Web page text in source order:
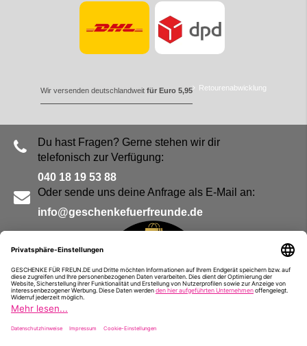
Wir versenden deutschlandweit für Euro 5,95 Retourenabwicklung
Du hast Fragen? Gerne stehen wir dir
telefonisch zur Verfügung:
040 18 19 53 88
Oder sende uns deine Anfrage als E-Mail an:
info@geschenkefuerfreunde.de